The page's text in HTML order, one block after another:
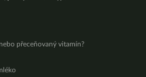
přeceňovaný vitamín?